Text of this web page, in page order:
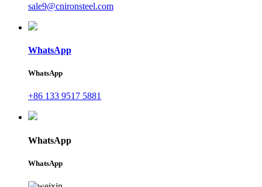
sale9@cnironsteel.com
WhatsApp
WhatsApp
+86 133 9517 5881
WhatsApp
WhatsApp